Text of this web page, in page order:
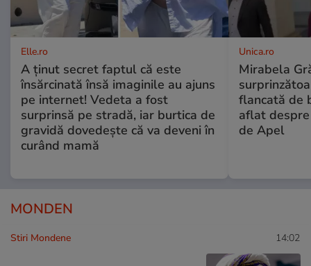
Elle.ro
A ținut secret faptul că este
însărcinată însă imaginile au ajuns
pe internet! Vedeta a fost
surprinsă pe stradă, iar burtica de
gravidă dovedește că va deveni în
curând mamă
Unica.ro
Mirabela
flancată de
aflat
de Apel
MONDEN
Stiri Mondene 14:02